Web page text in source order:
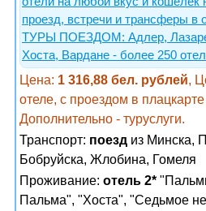
проезд, встречи и трансферы
ТУРЫ ПОЕЗДОМ: Адлер,
Хоста, Вардане - более 250
Цена: 1 316,88 бел. рублей,
отеле, с проездом в
Дополнительно - туруслуги.
Транспорт: поезд из Минска,
Бобруйска, Жлобина, Гомеля
Проживание: отель 2*
Пальма", "Хоста", "Седьмое